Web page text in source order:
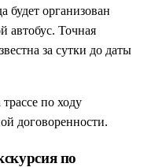
будет организован
автобус. Точная
за сутки до даты
по ходу
договоренности.
по